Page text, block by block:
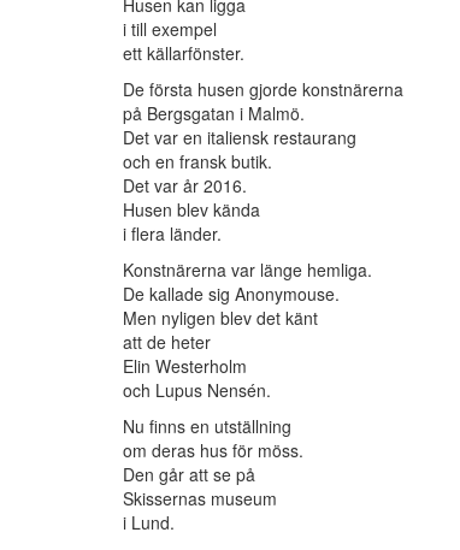
Husen kan ligga
i till exempel
ett källarfönster.
De första husen gjorde konstnärerna
på Bergsgatan i Malmö.
Det var en italiensk restaurang
och en fransk butik.
Det var år 2016.
Husen blev kända
i flera länder.
Konstnärerna var länge hemliga.
De kallade sig Anonymouse.
Men nyligen blev det känt
att de heter
Elin Westerholm
och Lupus Nensén.
Nu finns en utställning
om deras hus för möss.
Den går att se på
Skissernas museum
i Lund.